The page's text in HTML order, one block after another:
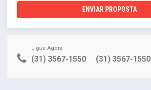
ENVIAR PROPOSTA
Ligue Agora
(31) 3567-1550 (31) 3567-1550